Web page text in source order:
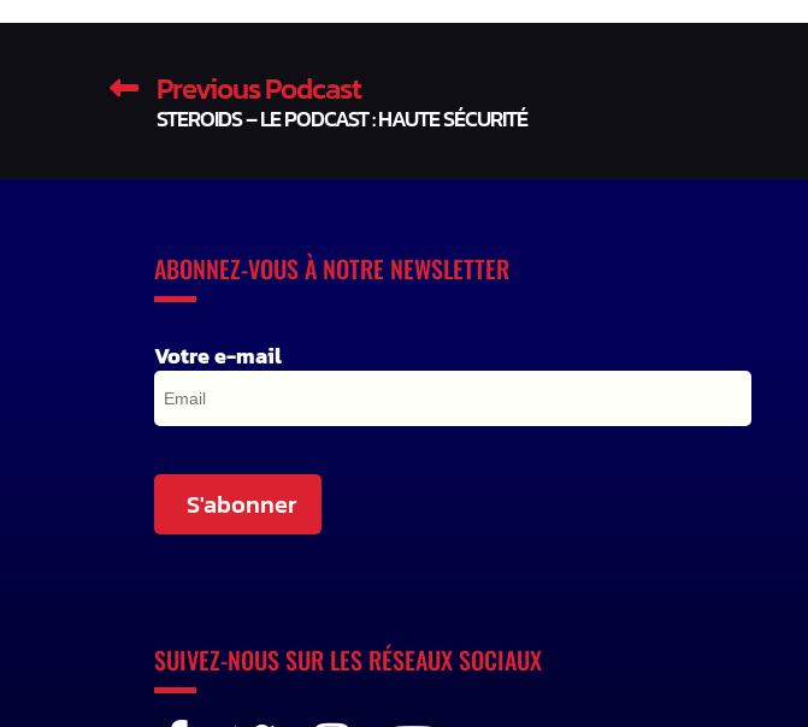
Previous Podcast
STEROIDS – LE PODCAST : HAUTE SÉCURITÉ
ABONNEZ-VOUS À NOTRE NEWSLETTER
Votre e-mail
S'abonner
SUIVEZ-NOUS SUR LES RÉSEAUX SOCIAUX